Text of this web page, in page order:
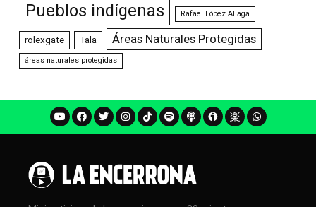
Pueblos indígenas Rafael López Aliaga
rolexgate Tala Áreas Naturales Protegidas
áreas naturales protegidas